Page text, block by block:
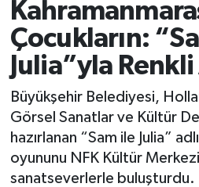
Çocukların:
Julia”yla
Büyükşehir Belediyesi,
Görsel Sanatlar ve Kültür
hazırlanan “Sam ile Julia”
oyununu NFK Kültür
sanatseverlerle buluşturdu.
Gündem
Magazin
Politika
Sağlık
Spor
Tüm Manşetler
Son Dakika Haberleri
Haber Arşivi